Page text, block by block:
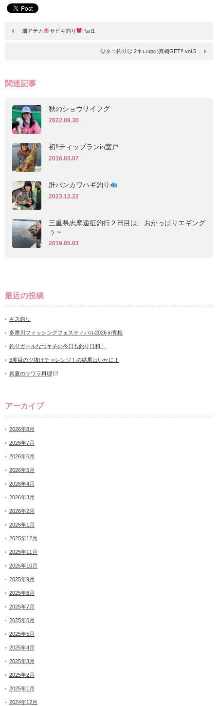
畑アテカ サビキ釣り Part1
◎タコ釣り◎ 2キロupの真蛸GET‼︎ vol.5
関連記事
秋のショウサイフグ
2022.09.30
初‼︎ティップランin室戸
2016.03.07
肝パンカワハギ釣り
2023.12.22
三重県志摩遠征釣行２日目は、おかっぱりエギング
ぅ～
2019.05.03
最近の投稿
キス釣り
多摩川フィッシングフェスティバル2026 in青梅
釣りガールなつキチの今日も釣り日和！
3度目のツ抜けチャレンジ！の結果はいかに！
真夏のサワラ料理
アーカイブ
2026年8月
2026年7月
2026年6月
2026年5月
2026年4月
2026年3月
2026年2月
2026年1月
2025年12月
2025年11月
2025年10月
2025年9月
2025年8月
2025年7月
2025年6月
2025年5月
2025年4月
2025年3月
2025年2月
2025年1月
2024年12月